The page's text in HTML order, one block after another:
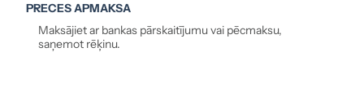
PRECES APMAKSA
Maksājiet ar bankas pārskaitījumu vai pēcmaksu,
saņemot rēķinu.